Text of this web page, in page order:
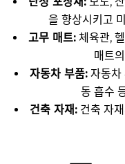
을 향상시키고
고무 매트: 체육관,
매트
자동차 부품:자동차
동 흡수
건축 자재:건축 자재